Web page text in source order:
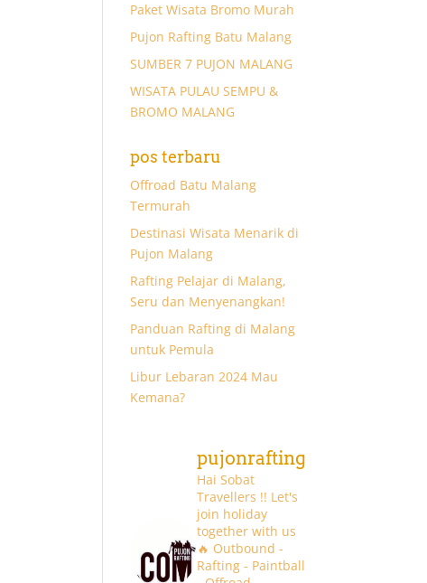
Paket Wisata Bromo Murah
Pujon Rafting Batu Malang
SUMBER 7 PUJON MALANG
WISATA PULAU SEMPU &
BROMO MALANG
pos terbaru
Offroad Batu Malang
Termurah
Destinasi Wisata Menarik di
Pujon Malang
Rafting Pelajar di Malang,
Seru dan Menyenangkan!
Panduan Rafting di Malang
untuk Pemula
Libur Lebaran 2024 Mau
Kemana?
pujonrafting
Hai Sobat
Travellers !! Let's
join holiday
together with us
🔥 Outbound -
Rafting - Paintball